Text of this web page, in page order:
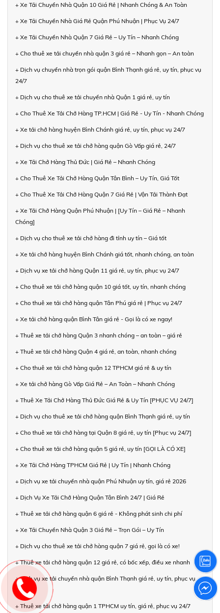
+ Xe Tải Chuyển Nhà Quận 10 Giá Rẻ | Nhanh Chóng & An Toàn
+ Xe Tải Chuyển Nhà Giá Rẻ Quận Phú Nhuận | Phục Vụ 24/7
+ Xe Tải Chuyển Nhà Quận 7 Giá Rẻ – Uy Tín – Nhanh Chóng
+ Cho thuê xe tải chuyển nhà quận 3 giá rẻ – Nhanh gọn – An toàn
+ Dịch vụ chuyển nhà trọn gói quận Bình Thạnh giá rẻ, uy tín, phục vụ
24/7
+ Dịch vụ cho thuê xe tải chuyển nhà Quận 1 giá rẻ, uy tín
+ Cho Thuê Xe Tải Chở Hàng TP.HCM | Giá Rẻ - Uy Tín - Nhanh Chóng
+ Xe tải chở hàng huyện Bình Chánh giá rẻ, uy tín, phục vụ 24/7
+ Dịch vụ cho thuê xe tải chở hàng quận Gò Vấp giá rẻ, 24/7
+ Xe Tải Chở Hàng Thủ Đức | Giá Rẻ – Nhanh Chóng
+ Cho Thuê Xe Tải Chở Hàng Quận Tân Bình – Uy Tín, Giá Tốt
+ Cho Thuê Xe Tải Chở Hàng Quận 7 Giá Rẻ | Vận Tải Thành Đạt
+ Xe Tải Chở Hàng Quận Phú Nhuận | [Uy Tín – Giá Rẻ – Nhanh
Chóng]
+ Dịch vụ cho thuê xe tải chở hàng đi tỉnh uy tín – Giá tốt
+ Xe tải chở hàng huyện Bình Chánh giá tốt, nhanh chóng, an toàn
+ Dịch vụ xe tải chở hàng Quận 11 giá rẻ, uy tín, phục vụ 24/7
+ Cho thuê xe tải chở hàng quận 10 giá tốt, uy tín, nhanh chóng
+ Cho thuê xe tải chở hàng quận Tân Phú giá rẻ | Phục vụ 24/7
+ Xe tải chở hàng quận Bình Tân giá rẻ - Gọi là có xe ngay!
+ Thuê xe tải chở hàng Quận 3 nhanh chóng – an toàn – giá rẻ
+ Thuê xe tải chở hàng Quận 4 giá rẻ, an toàn, nhanh chóng
+ Cho thuê xe tải chở hàng quận 12 TPHCM giá rẻ & uy tín
+ Xe tải chở hàng Gò Vấp Giá Rẻ – An Toàn – Nhanh Chóng
+ Thuê Xe Tải Chở Hàng Thủ Đức Giá Rẻ & Uy Tín [PHỤC VỤ 24/7]
+ Dịch vụ cho thuê xe tải chở hàng quận Bình Thạnh giá rẻ, uy tín
+ Cho thuê xe tải chở hàng tại Quận 8 giá rẻ, uy tín [Phục vụ 24/7]
+ Cho thuê xe tải chở hàng quận 5 giá rẻ, uy tín [GỌI LÀ CÓ XE]
+ Xe Tải Chở Hàng TPHCM Giá Rẻ | Uy Tín | Nhanh Chóng
+ Dịch vụ xe tải chuyển nhà quận Phú Nhuận uy tín, giá rẻ 2026
+ Dịch Vụ Xe Tải Chở Hàng Quận Tân Bình 24/7 | Giá Rẻ
+ Thuê xe tải chở hàng quận 6 giá rẻ - Không phát sinh chi phí
+ Xe Tải Chuyển Nhà Quận 3 Giá Rẻ – Trọn Gói – Uy Tín
+ Dịch vụ cho thuê xe tải chở hàng quận 7 giá rẻ, gọi là có xe!
+ Thuê xe tải chở hàng quận 12 giá rẻ, có bốc xếp, điều xe nhanh
+ Dịch vụ xe tải chuyển nhà quận Bình Thạnh giá rẻ, uy tín, phục vụ
24/7
+ Thuê xe tải chở hàng quận 1 TPHCM uy tín, giá rẻ, phục vụ 24/7